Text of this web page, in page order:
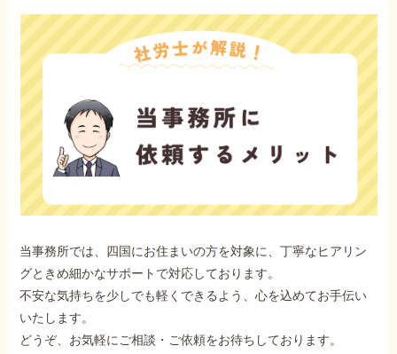
当事務所では、四国にお住まいの方を対象に、丁寧なヒアリン
グときめ細かなサポートで対応しております。
不安な気持ちを少しでも軽くできるよう、心を込めてお手伝い
いたします。
どうぞ、お気軽にご相談・ご依頼をお待ちしております。